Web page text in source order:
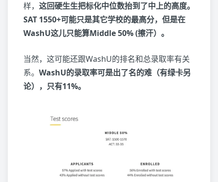
样， 这回硬生生把标化中位数抬到了中上的高度。
SAT 1550+可能只是其它学校的最高分，但是在
WashU这儿只能算Middle 50% (擦汗）。
当然，这可能还跟WashU的排名和总录取率有关
系。 WashU的录取率可是出了名的难（有绿卡另
论），只有11%。